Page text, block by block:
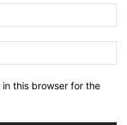
this browser for the